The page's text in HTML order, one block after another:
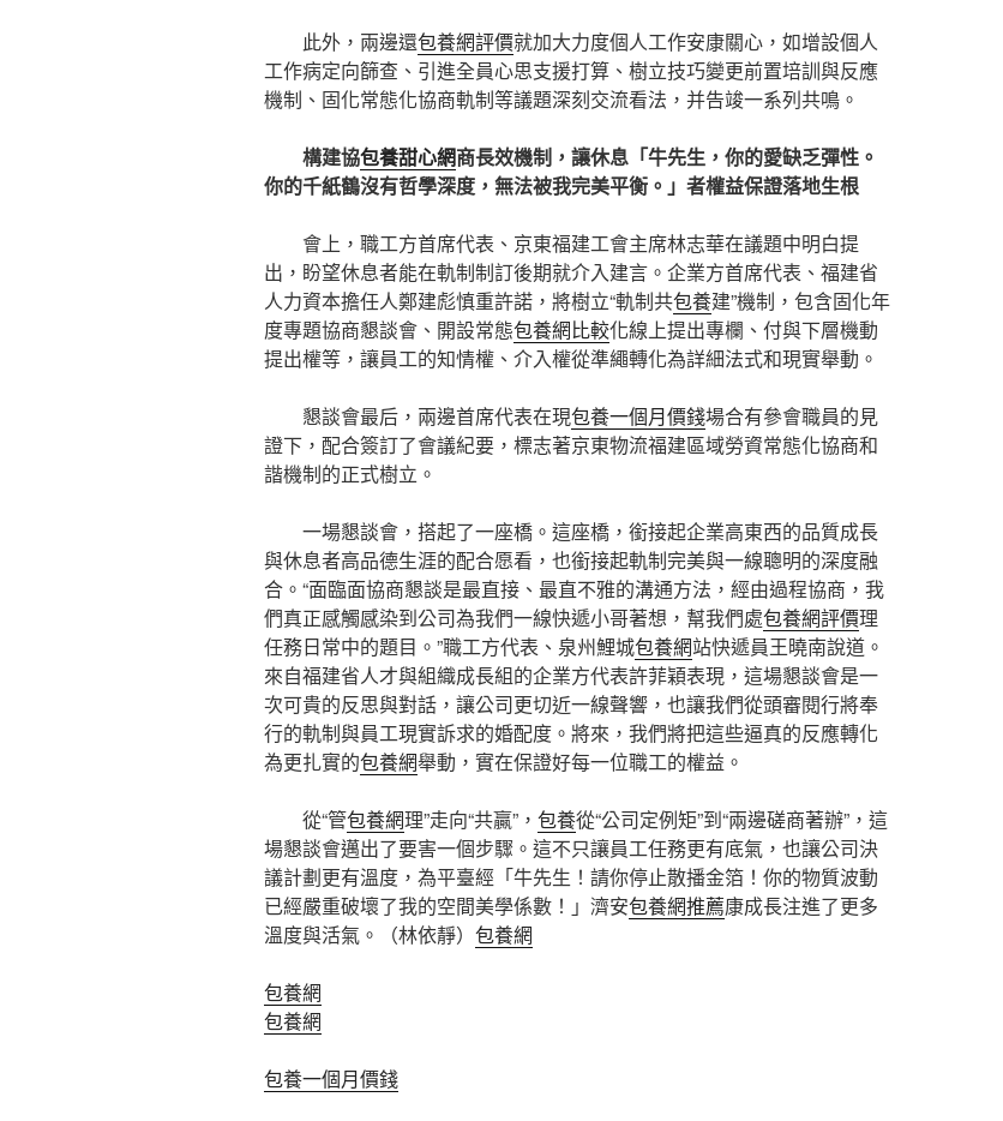
此外，兩邊還包養網評價就加大力度個人工作安康關心，如增設個人
工作病定向篩查、引進全員心思支援打算、樹立技巧變更前置培訓與反應
機制、固化常態化協商軌制等議題深刻交流看法，并告竣一系列共鳴。
構建協包養甜心網商長效機制，讓休息「牛先生，你的愛缺乏彈性。
你的千紙鶴沒有哲學深度，無法被我完美平衡。」者權益保證落地生根
會上，職工方首席代表、京東福建工會主席林志華在議題中明白提
出，盼望休息者能在軌制制訂後期就介入建言。企業方首席代表、福建省
人力資本擔任人鄭建彪慎重許諾，將樹立“軌制共包養建”機制，包含固化年
度專題協商懇談會、開設常態包養網比較化線上提出專欄、付與下層機動
提出權等，讓員工的知情權、介入權從準繩轉化為詳細法式和現實舉動。
懇談會最后，兩邊首席代表在現包養一個月價錢場合有參會職員的見
證下，配合簽訂了會議紀要，標志著京東物流福建區域勞資常態化協商和
諧機制的正式樹立。
一場懇談會，搭起了一座橋。這座橋，銜接起企業高東西的品質成長
與休息者高品德生涯的配合愿看，也銜接起軌制完美與一線聰明的深度融
合。“面臨面協商懇談是最直接、最直不雅的溝通方法，經由過程協商，我
們真正感觸感染到公司為我們一線快遞小哥著想，幫我們處包養網評價理
任務日常中的題目。”職工方代表、泉州鯉城包養網站快遞員王曉南說道。
來自福建省人才與組織成長組的企業方代表許菲穎表現，這場懇談會是一
次可貴的反思與對話，讓公司更切近一線聲響，也讓我們從頭審閱行將奉
行的軌制與員工現實訴求的婚配度。將來，我們將把這些逼真的反應轉化
為更扎實的包養網舉動，實在保證好每一位職工的權益。
從“管包養網理”走向“共贏”， 包養從“公司定例矩”到“兩邊磋商著辦”，這
場懇談會邁出了要害一個步驟。這不只讓員工任務更有底氣，也讓公司決
議計劃更有溫度，為平臺經「牛先生！請你停止散播金箔！你的物質波動
已經嚴重破壞了我的空間美學係數！」濟安包養網推薦康成長注進了更多
溫度與活氣。
（林依靜） 包養網
包養網
包養網
包養一個月價錢